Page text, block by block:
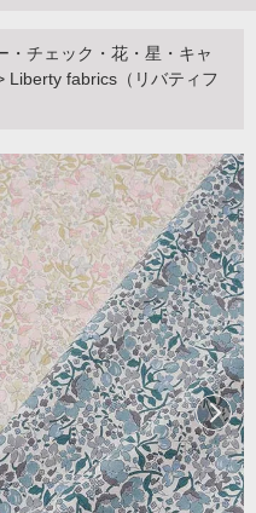
・チェック・花・星・キャ
Liberty fabrics（リバティフ
次へ